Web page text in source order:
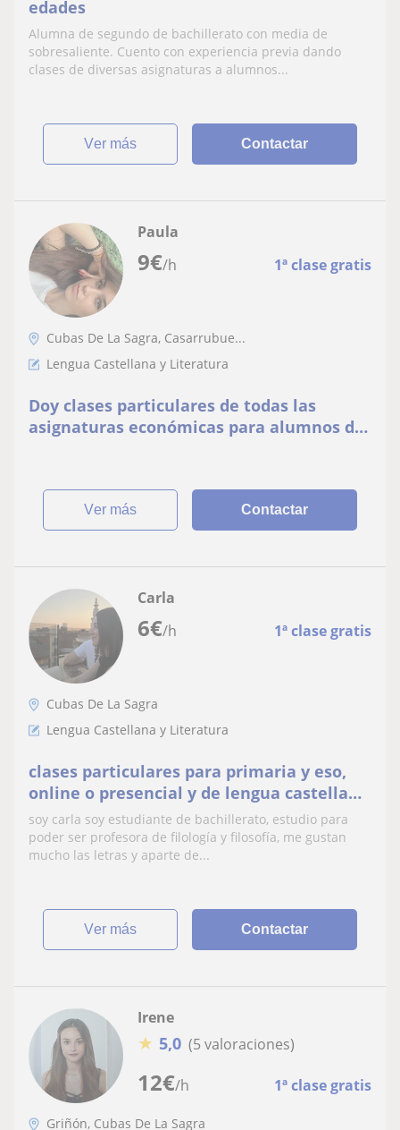
edades
Alumna de segundo de bachillerato con media de
sobresaliente. Cuento con experiencia previa dando
clases de diversas asignaturas a alumnos...
ver más Contactar
9€/h 1ª clase gratis
Paula
Cubas De La Sagra, Casarrubue...
Lengua Castellana y Literatura
Doy clases particulares de todas las
asignaturas económicas para alumnos de
ver más Contactar
6€/h 1ª clase gratis
Carla
Cubas De La Sagra
Lengua Castellana y Literatura
clases particulares para primaria y eso,
online o presencial y de lengua castellana
y literatura, latín o francés
soy carla soy estudiante de bachillerato, estudio para
poder ser profesora de filología y filosofía, me gustan
mucho las letras y aparte de...
ver más Contactar
12€/h 1ª clase gratis
Irene
★ 5,0 (5 valoraciones)
Griñón, Cubas De La Sagra